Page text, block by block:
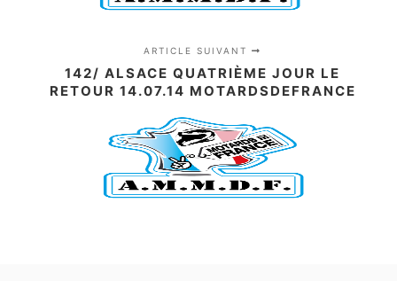
ARTICLE SUIVANT
142/ ALSACE QUATRIÈME JOUR LE
RETOUR 14.07.14 MOTARDSDEFRANCE